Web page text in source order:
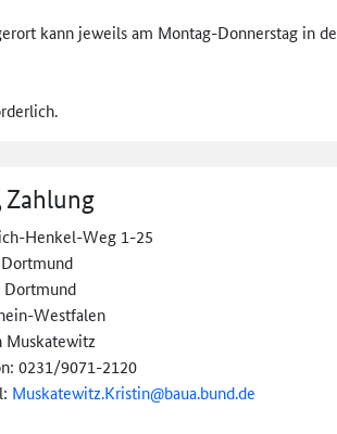
kann jeweils am Montag-Donnerstag in
Zahlung
Henkel-Weg 1-25
Dortmund
Westfalen
Muskatewitz
0231/9071-2120
Muskatewitz.Kristin@baua.bund.de